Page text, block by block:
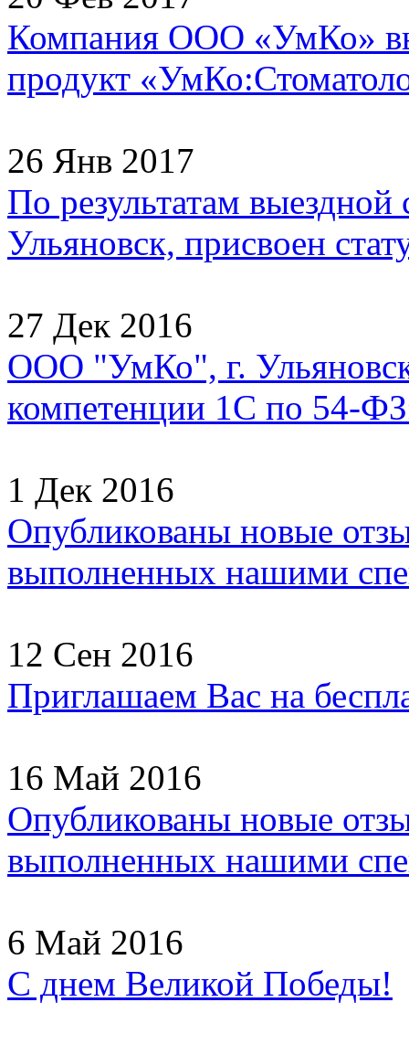
Компания ООО «УмКо»
продукт
26 Янв 2017
По результатам
Ульяновск, присвоен
27 Дек 2016
ООО "УмКо", г.
компетенции 1С по 54-
1 Дек 2016
Опубликованы новые
выполненных нашими
12 Сен 2016
Приглашаем Вас на
16 Май 2016
Опубликованы новые
выполненных нашими
6 Май 2016
С днем Великой Победы!